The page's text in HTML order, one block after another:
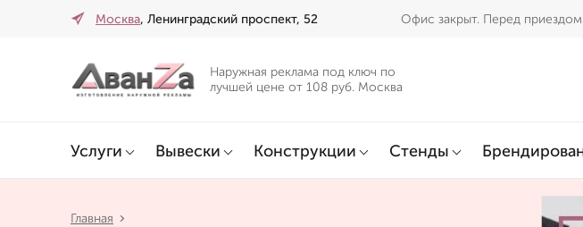
Москва, Ленинградский проспект, 52 Офис закрыт. Перед
Наружная реклама под ключ по
лучшей цене от 108 руб. Москва
Услуги Вывески Конструкции Стенды
Главная